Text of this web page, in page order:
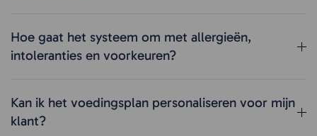
Hoe gaat het systeem om met allergieën,
intoleranties en voorkeuren?
Kan ik het voedingsplan personaliseren voor mijn
klant?